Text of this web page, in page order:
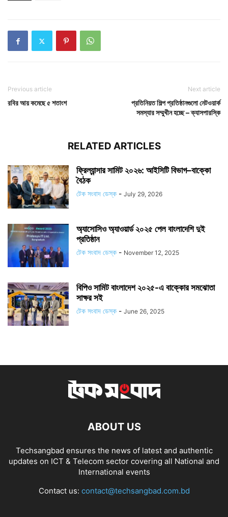
Previous article
রবির আয় কমেছে ৫ শতাংশ
Next article
প্রতিনিয়ত শিল্প প্রতিষ্ঠানগুলো নেটওয়ার্ক
সমস্যার সম্মুখীন হচ্ছে – ক্যাসপারস্কি
RELATED ARTICLES
ফ্রিল্যান্সার সামিট ২০২৬: আইসিটি বিভাগ–বাক্কো
বৈঠক
টেক সংবাদ ডেস্ক - July 29, 2026
অ্যাসোসিও অ্যাওয়ার্ড ২০২৫ পেল বাংলাদেশি দুই
প্রতিষ্ঠান
টেক সংবাদ ডেস্ক - November 12, 2025
বিপিও সামিট বাংলাদেশ ২০২৫-এ বাক্কোর সমঝোতা
সাক্ষর সই
টেক সংবাদ ডেস্ক - June 26, 2025
ABOUT US
Techsangbad ensures the news of latest and authentic
updates on ICT & Telecom sector covering all National and
International events
Contact us: contact@techsangbad.com.bd